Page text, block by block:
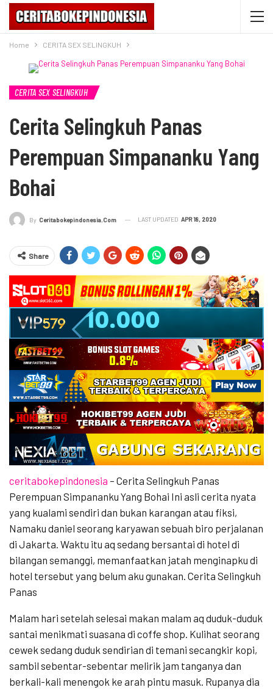
Home CERITA SEX SELINGKUH
CERITA SEX SELINGKUH
Cerita Selingkuh Panas
Perempuan Simpananku Yang
Bohai
By Ceritabokepindonesia.com LAST UPDATED APR 18, 2020
Share
ceritabokepindonesia – Cerita Selingkuh Panas
Perempuan Simpananku Yang Bohai Ini asli cerita nyata
yang kualami sendiri dan bukan karangan atau fiksi,
Namaku daniel seorang karyawan sebuah biro perjalanan
di Jakarta. Waktu itu aq sedang bersantai di hotel di
bilangan semanggi, memanfaatkan jatah menginapku di
hotel tersebut yang belum aku gunakan. Cerita Selingkuh
Panas
Malam hari setelah selesai makan malam aq duduk-duduk
santai menikmati suasana di coffe shop. Kulihat seorang
cewek sedang duduk sendirian di temani secangkir kopi,
sambil sebentar-sebentar melirik jam tanganya dan
berkali-kali menengok ke arah pintu masuk. Rupanya dia